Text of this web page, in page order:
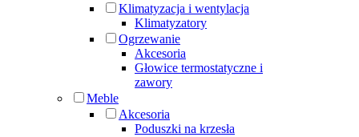
Klimatyzacja i wentylacja
Klimatyzatory
Ogrzewanie
Akcesoria
Głowice termostatyczne i
zawory
Meble
Akcesoria
Poduszki na krzesła